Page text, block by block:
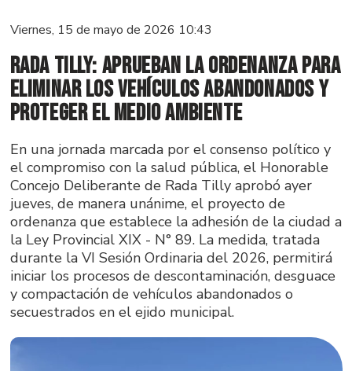
Viernes, 15 de mayo de 2026 10:43
Rada Tilly: Aprueban la ordenanza para
eliminar los vehículos abandonados y
proteger el medio ambiente
En una jornada marcada por el consenso político y
el compromiso con la salud pública, el Honorable
Concejo Deliberante de Rada Tilly aprobó ayer
jueves, de manera unánime, el proyecto de
ordenanza que establece la adhesión de la ciudad a
la Ley Provincial XIX - N° 89. La medida, tratada
durante la VI Sesión Ordinaria del 2026, permitirá
iniciar los procesos de descontaminación, desguace
y compactación de vehículos abandonados o
secuestrados en el ejido municipal.